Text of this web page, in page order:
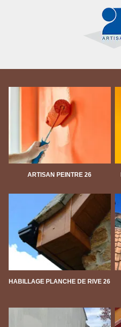
ARTISAN PEINTRE 26
HABILLAGE PLANCHE DE RIVE 26